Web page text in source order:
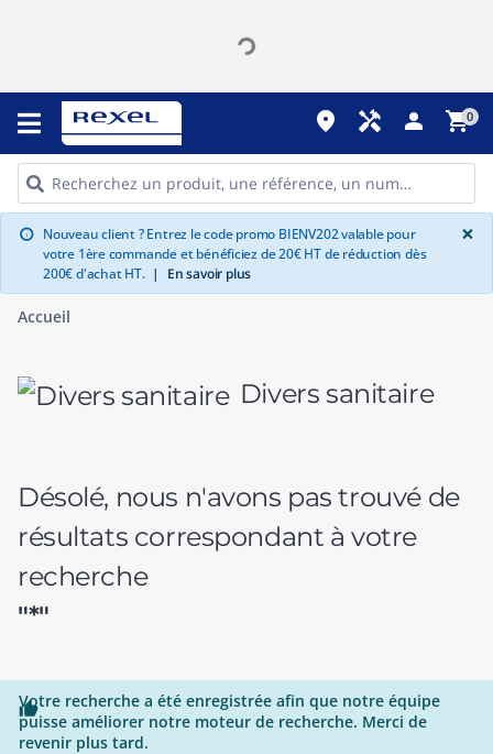
place handyman person shopping_cart0
info Nouveau client ? Entrez le code promo BIENV202 valable pour
votre 1ère commande et bénéficiez de 20€ HT de réduction dès
200€ d'achat HT. | En savoir plus
×
Accueil
Divers sanitaire
Désolé, nous n'avons pas trouvé de
résultats correspondant à votre
recherche
"*"

Votre recherche a été enregistrée afin que notre équipe
puisse améliorer notre moteur de recherche. Merci de
revenir plus tard.